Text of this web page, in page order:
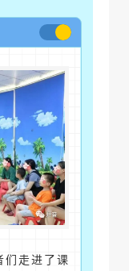
们走进了课